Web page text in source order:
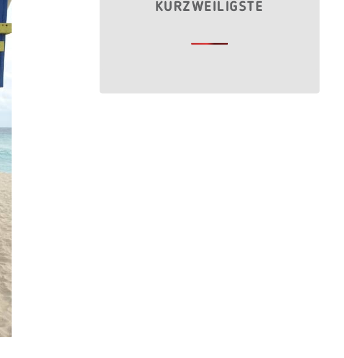
KURZWEILIGSTE